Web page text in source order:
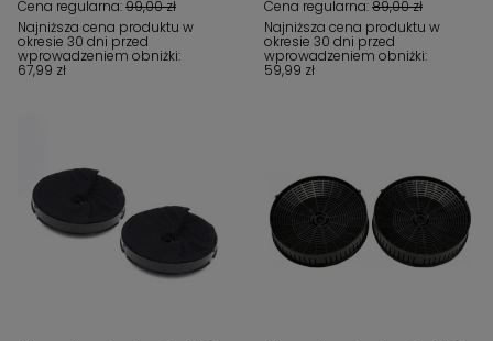
Cena regularna:99,00 zł
Najniższa cena produktu w
okresie 30 dni przed
wprowadzeniem obniżki:
67,99 zł
Cena regularna:89,00 zł
Najniższa cena produktu w
okresie 30 dni przed
wprowadzeniem obniżki:
59,99 zł